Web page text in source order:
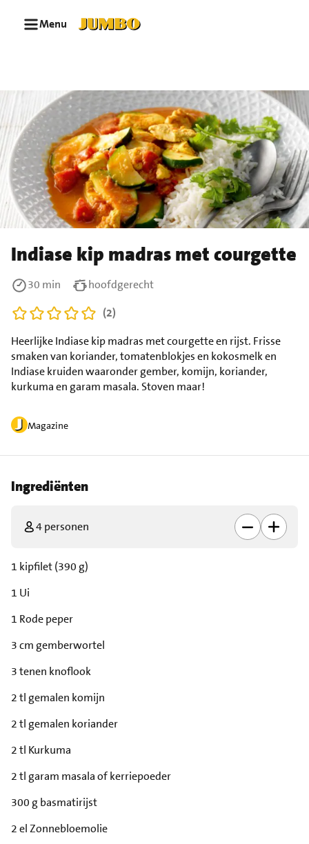
Menu
Indiase kip madras met courgette
Magazine
Heerlijke Indiase kip madras met courgette en rijst. Frisse
smaken van koriander, tomatenblokjes en kokosmelk en
Indiase kruiden waaronder gember, komijn, koriander,
kurkuma en garam masala. Stoven maar!
30 min
hoofdgerecht
(2)
Ingrediënten
4 personen
1 kipfilet (390 g)
1 Ui
1 Rode peper
3 cm gemberwortel
3 tenen knoflook
2 tl gemalen komijn
2 tl gemalen koriander
2 tl Kurkuma
2 tl garam masala of kerriepoeder
300 g basmatirijst
2 el Zonnebloemolie